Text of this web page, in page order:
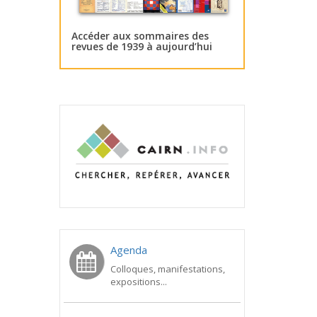
Accéder aux sommaires des
revues de 1939 à aujourd’hui
Agenda
Colloques, manifestations,
expositions...